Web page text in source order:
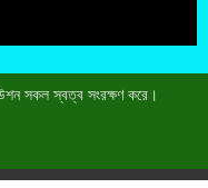
সকল স্বত্ব সংরক্ষণ করে।